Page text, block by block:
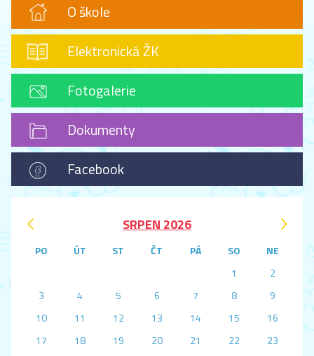
O škole
Elektronická ŽK
Fotogalerie
Dokumenty
Facebook
SRPEN 2026
PO ÚT ST ČT PÁ SO
NE
1
2
3
4 5 6 7 8
9
10
11 12 13 14 15
16
17
18 19 20 21 22
23